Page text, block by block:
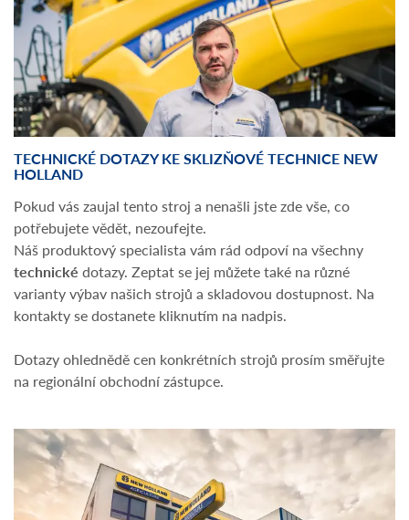
TECHNICKÉ DOTAZY KE SKLIZŇOVÉ TECHNICE NEW
HOLLAND
Pokud vás zaujal tento stroj a nenašli jste zde vše, co
potřebujete vědět, nezoufejte.
Náš produktový specialista vám rád odpoví na všechny
technické dotazy. Zeptat se jej můžete také na různé
varianty výbav našich strojů a skladovou dostupnost. Na
kontakty se dostanete kliknutím na nadpis.
Dotazy ohlednědě cen konkrétních strojů prosím směřujte
na regionální obchodní zástupce.